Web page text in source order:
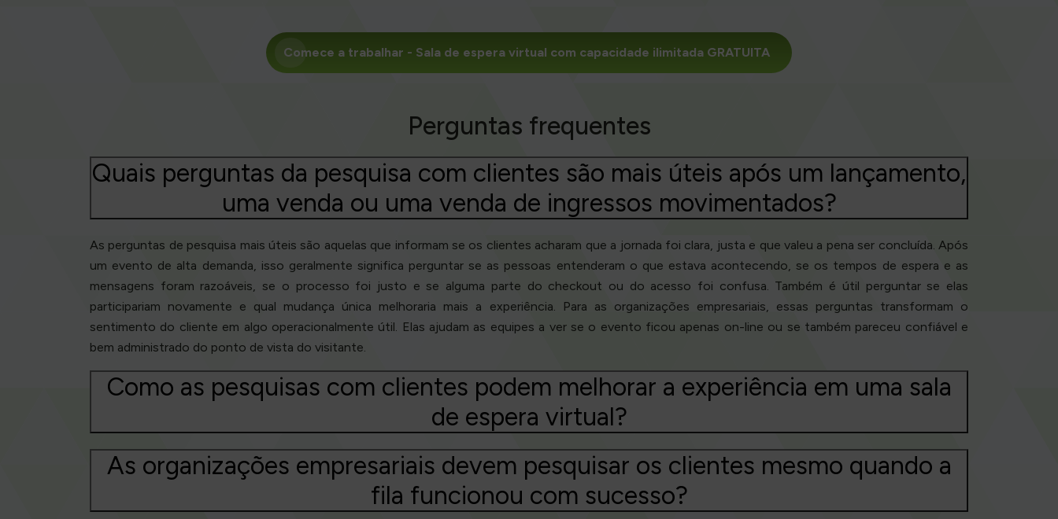
Comece a trabalhar - Sala de espera virtual com capacidade ilimitada GRATUITA
Perguntas frequentes
Quais perguntas da pesquisa com clientes são mais úteis após um lançamento,
uma venda ou uma venda de ingressos movimentados?
As perguntas de pesquisa mais úteis são aquelas que informam se os clientes acharam que a jornada foi clara, justa e que valeu a pena ser concluída. Após
um evento de alta demanda, isso geralmente significa perguntar se as pessoas entenderam o que estava acontecendo, se os tempos de espera e as
mensagens foram razoáveis, se o processo foi justo e se alguma parte do checkout ou do acesso foi confusa. Também é útil perguntar se elas
participariam novamente e qual mudança única melhoraria mais a experiência. Para as organizações empresariais, essas perguntas transformam o
sentimento do cliente em algo operacionalmente útil. Elas ajudam as equipes a ver se o evento ficou apenas on-line ou se também pareceu confiável e
bem administrado do ponto de vista do visitante.
Como as pesquisas com clientes podem melhorar a experiência em uma sala
de espera virtual?
As organizações empresariais devem pesquisar os clientes mesmo quando a
fila funcionou com sucesso?